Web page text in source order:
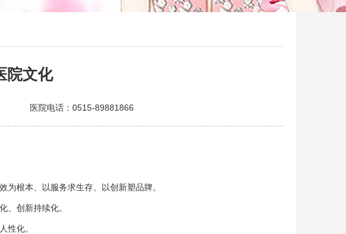
院文化
医院电话：0515-89881866
为根本、以服务求生存、以创新塑品牌。
、创新持续化。
性化。